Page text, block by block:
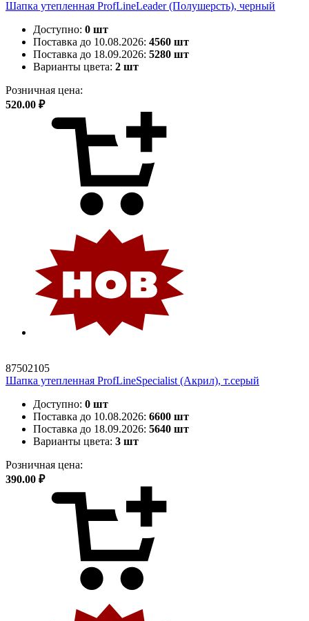
Шапка утепленная ProfLineLeader (Полушерсть), черный
Доступно: 0 шт
Поставка до 10.08.2026: 4560 шт
Поставка до 18.09.2026: 5280 шт
Варианты цвета: 2 шт
Розничная цена:
520.00 ₽
87502105
Шапка утепленная ProfLineSpecialist (Акрил), т.серый
Доступно: 0 шт
Поставка до 10.08.2026: 6600 шт
Поставка до 18.09.2026: 5640 шт
Варианты цвета: 3 шт
Розничная цена:
390.00 ₽